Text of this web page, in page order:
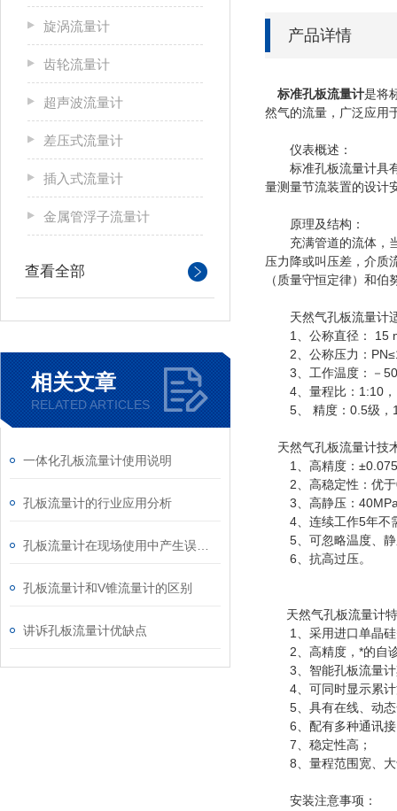
旋涡流量计
齿轮流量计
超声波流量计
差压式流量计
插入式流量计
金属管浮子流量计
查看全部
相关文章
RELATED ARTICLES
一体化孔板流量计使用说明
孔板流量计的行业应用分析
孔板流量计和V锥流量计的区别
讲诉孔板流量计优缺点
产品详情
标准孔板流量计是将
然气的流量，广泛应用
仪表概述：
标准孔板流量计具有
量测量节流装置的设计
原理及结构：
充满管道的流体，当
压力降或叫压差，介质
（质量守恒定律）和
天然气孔板流量计
1、公称直径： 15
2、公称压力：
3、工作温度：－
4、量程比：1:10，
5、 精度：0.5级，
天然气孔板流量计技
1、高精度：
2、高稳定性：优于
3、高静压：
4、连续工作5年不
5、可忽略温度、静
6、抗高过压。
天然气孔板流量计
1、采用进口单晶硅
2、高精度，*的自
3、智能孔板流量计
4、可同时显示累计
5、具有在线、动态
6、配有多种通讯接
7、稳定性高；
8、量程范围宽、大
安装注意事项：